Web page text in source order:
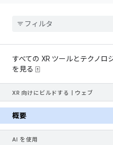
すべての XR ツールとテクノロ
を見る ⍐
XR 向けにビルドする ウェブ
概要
AI を使用